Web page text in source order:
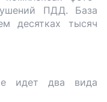
ПДД. База
десятках тысяч
идет два вида